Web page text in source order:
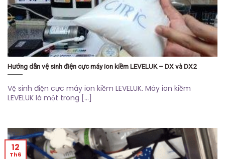
Hướng dẫn vệ sinh điện cực máy ion kiềm LEVELUK – DX và DX2
Vệ sinh điện cực máy ion kiềm LEVELUK. Máy ion kiềm
LEVELUK là một trong [...]
12
Th6